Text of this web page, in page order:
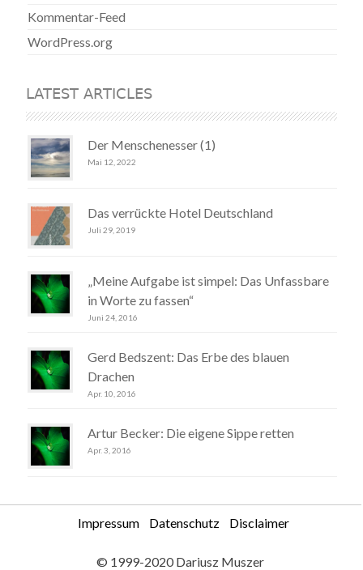
Kommentar-Feed
WordPress.org
LATEST ARTICLES
Der Menschenesser (1)
Mai 12, 2022
Das verrückte Hotel Deutschland
Juli 29, 2019
„Meine Aufgabe ist simpel: Das Unfassbare
in Worte zu fassen“
Juni 24, 2016
Gerd Bedszent: Das Erbe des blauen
Drachen
Apr. 10, 2016
Artur Becker: Die eigene Sippe retten
Apr. 3, 2016
Impressum Datenschutz Disclaimer
© 1999-2020 Dariusz Muszer